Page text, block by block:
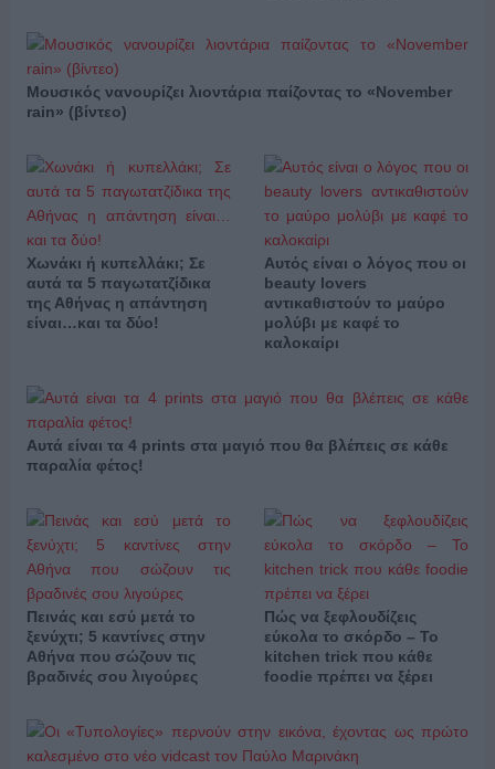
Μουσικός νανουρίζει λιοντάρια παίζοντας το «November
rain» (βίντεο)
Χωνάκι ή κυπελλάκι; Σε
αυτά τα 5 παγωτατζίδικα
της Αθήνας η απάντηση
είναι…και τα δύο!
Αυτός είναι ο λόγος που οι
beauty lovers
αντικαθιστούν το μαύρο
μολύβι με καφέ το
καλοκαίρι
Αυτά είναι τα 4 prints στα μαγιό που θα βλέπεις σε κάθε
παραλία φέτος!
Πεινάς και εσύ μετά το
ξενύχτι; 5 καντίνες στην
Αθήνα που σώζουν τις
βραδινές σου λιγούρες
Πώς να ξεφλουδίζεις
εύκολα το σκόρδο – Το
kitchen trick που κάθε
foodie πρέπει να ξέρει